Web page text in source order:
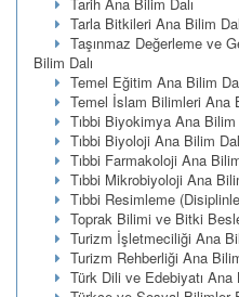
Tarih Ana Bilim Dalı
Tarla Bitkileri Ana Bilim
Taşınmaz Değerleme ve
Bilim Dalı
Temel Eğitim Ana Bilim
Temel İslam Bilimleri Ana
Tıbbi Biyokimya Ana Bilim
Tıbbi Biyoloji Ana Bilim
Tıbbi Farmakoloji Ana
Tıbbi Mikrobiyoloji Ana
Tıbbi Resimleme
Toprak Bilimi ve Bitki
Turizm İşletmeciliği Ana
Turizm Rehberliği Ana
Türk Dili ve Edebiyatı Ana